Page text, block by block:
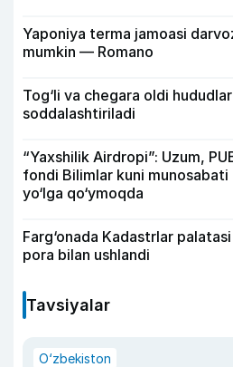
Yaponiya terma jamoasi
mumkin — Romano
Tog‘li va chegara oldi
soddalashtiriladi
“Yaxshilik Airdropi”: Uzum,
fondi Bilimlar kuni
yo‘lga qo‘ymoqda
Farg‘onada Kadastrlar
pora bilan ushlandi
Tavsiyalar
O‘zbekiston